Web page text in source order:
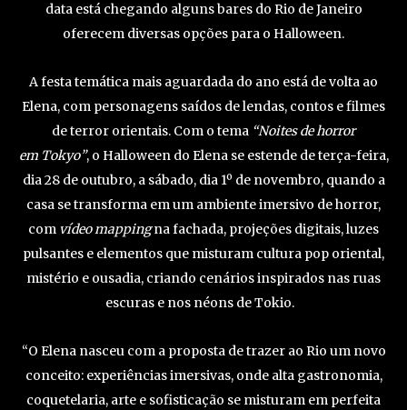
data está chegando alguns bares do Rio de Janeiro
oferecem diversas opções para o Halloween.
A festa temática mais aguardada do ano está de volta ao
Elena, com personagens saídos de lendas, contos e filmes
de terror orientais. Com o tema “Noites de horror
em Tokyo”, o Halloween do Elena se estende de terça-feira,
dia 28 de outubro, a sábado, dia 1º de novembro, quando a
casa se transforma em um ambiente imersivo de horror,
com vídeo mappingna fachada, projeções digitais, luzes
pulsantes e elementos que misturam cultura pop oriental,
mistério e ousadia, criando cenários inspirados nas ruas
escuras e nos néons de Tokio.
“O Elena nasceu com a proposta de trazer ao Rio um novo
conceito: experiências imersivas, onde alta gastronomia,
coquetelaria, arte e sofisticação se misturam em perfeita